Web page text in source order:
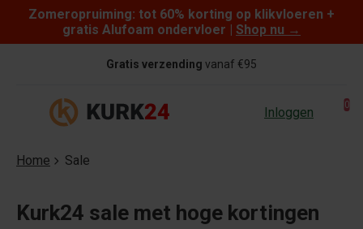
Skip to content
Zomeropruiming: tot 60% korting op klikvloeren +
gratis Alufoam ondervloer | Shop nu →
Gratis verzending vanaf €95
Inloggen 0
Home Sale
Kurk24 sale met hoge kortingen